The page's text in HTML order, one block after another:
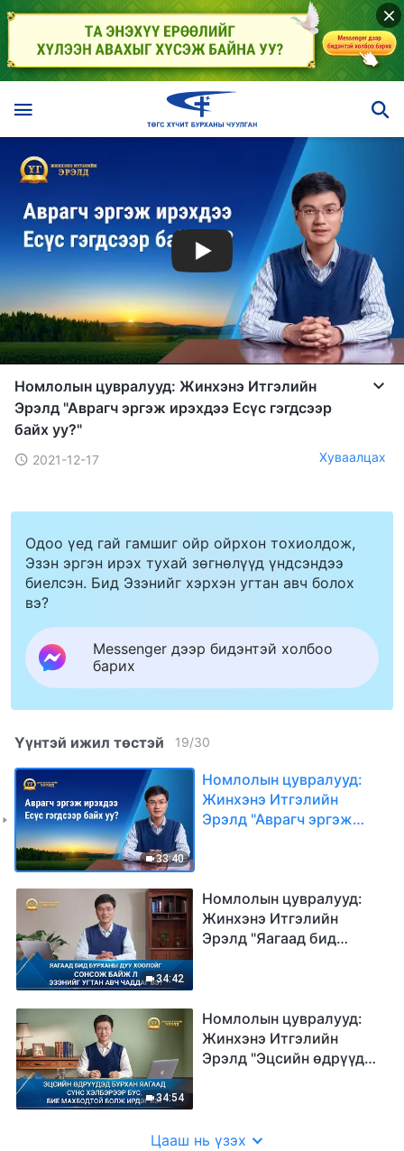
Номлолын цувралууд: Жинхэнэ Итгэлийн
Эрэлд "Аврагч эргэж ирэхдээ Есүс гэгдсээр
байх уу?"
2021-12-17 Хуваалцах
Одоо үед гай гамшиг ойр ойрхон тохиолдож,
Эзэн эргэн ирэх тухай зөгнөлүүд үндсэндээ
биелсэн. Бид Эзэнийг хэрхэн угтан авч болох
вэ?
Messenger дээр бидэнтэй холбоо
барих
Үүнтэй ижил төстэй 19/30
33:40
Номлолын цувралууд:
Жинхэнэ Итгэлийн
Эрэлд "Аврагч эргэж
34:42
Номлолын цувралууд:
Жинхэнэ Итгэлийн
Эрэлд "Яагаад бид
34:54
Номлолын цувралууд:
Жинхэнэ Итгэлийн
Эрэлд "Эцсийн өдрүүдэд
вэ?"
Цааш нь үзэх